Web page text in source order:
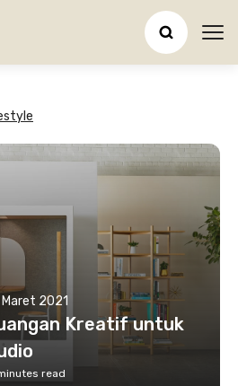
Maret 2021
Kreatif untuk
read